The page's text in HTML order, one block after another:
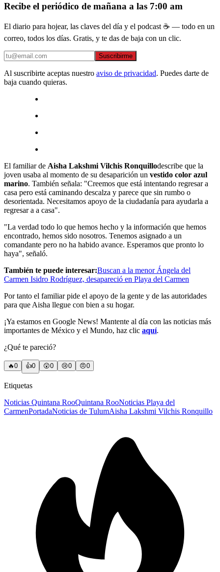
Recibe el periódico de mañana a las 7:00 am
El diario para hojear, las claves del día y el podcast ☕ — todo en un
correo, todos los días. Gratis, y te das de baja con un clic.
Suscribirme
Al suscribirte aceptas nuestro aviso de privacidad. Puedes darte de
baja cuando quieras.
El familiar de Aisha Lakshmi Vilchis Ronquillodescribe que la
joven usaba al momento de su desaparición un vestido color azul
marino. También señala: "Creemos que está intentando regresar a
casa pero está caminando descalza y parece que sin rumbo o
desorientada. Necesitamos apoyo de la ciudadanía para ayudarla a
regresar a a casa".
"La verdad todo lo que hemos hecho y la información que hemos
encontrado, hemos sido nosotros. Tenemos asignado a un
comandante pero no ha habido avance. Esperamos que pronto lo
haya", señaló.
También te puede interesar:Buscan a la menor Ángela del
Carmen Isidro Rodríguez, desapareció en Playa del Carmen
Por tanto el familiar pide el apoyo de la gente y de las autoridades
para que Aisha llegue con bien a su hogar.
¡Ya estamos en Google News! Mantente al día con las noticias más
importantes de México y el Mundo, haz clic aquí.
¿Qué te pareció?
🔥0 👍0 😲0 😢0 😠0
Etiquetas
Noticias Quintana RooQuintana RooNoticias Playa del
CarmenPortadaNoticias de TulumAisha Lakshmi Vilchis Ronquillo